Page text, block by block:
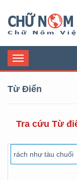
Toggle
navigation
Từ Điển
Tra cứu Từ